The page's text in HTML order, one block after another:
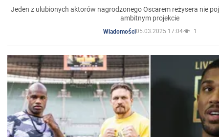
Jeden z ulubionych aktorów nagrodzonego Oscarem reżysera nie
ambitnym projekcie
Wiadomości05.03.2025 17:04 1